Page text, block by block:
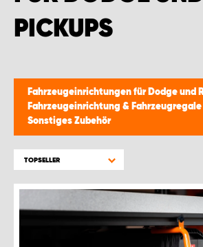
PICKUPS
Fahrzeugeinrichtungen für Dodge und
Fahrzeugeinrichtung & Fahrzeugregale
Sonstiges Zubehör
TOPSELLER